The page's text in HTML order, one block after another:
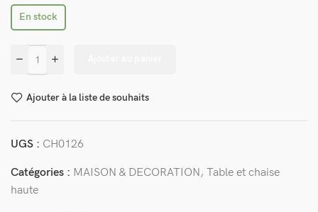
En stock
Ajouter à la liste de souhaits
UGS : CH0126
Catégories : MAISON & DECORATION, Table et chaise
haute